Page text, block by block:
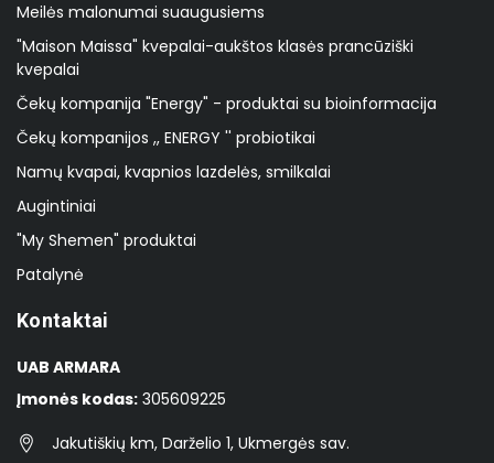
Meilės malonumai suaugusiems
"Maison Maissa" kvepalai-aukštos klasės prancūziški
kvepalai
Čekų kompanija "Energy" - produktai su bioinformacija
Čekų kompanijos ,, ENERGY '' probiotikai
Namų kvapai, kvapnios lazdelės, smilkalai
Augintiniai
"My Shemen" produktai
Patalynė
Kontaktai
UAB ARMARA
Įmonės kodas: 305609225
Jakutiškių km, Darželio 1, Ukmergės sav.